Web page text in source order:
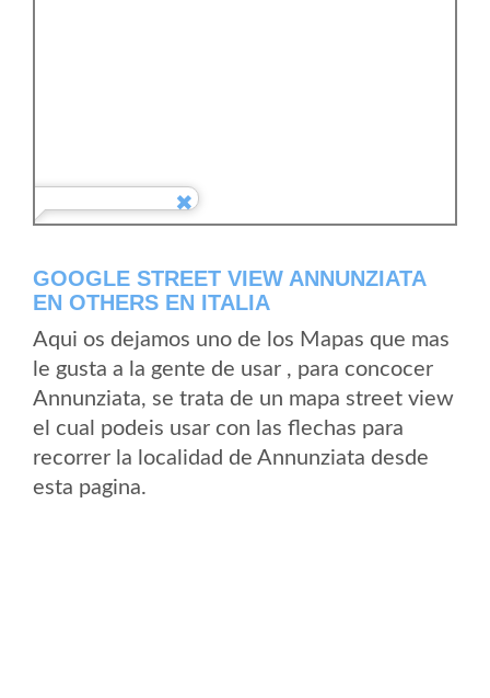
GOOGLE STREET VIEW ANNUNZIATA
EN OTHERS EN ITALIA
Aqui os dejamos uno de los Mapas que mas
le gusta a la gente de usar , para concocer
Annunziata, se trata de un mapa street view
el cual podeis usar con las flechas para
recorrer la localidad de Annunziata desde
esta pagina.